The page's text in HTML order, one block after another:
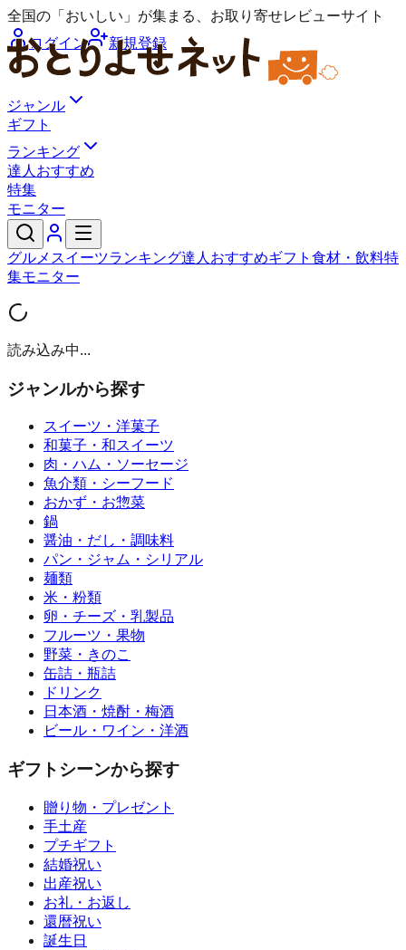
全国の「おいしい」が集まる、お取り寄せレビューサイト
ログイン
新規登録
ジャンル
ギフト
ランキング
達人おすすめ
特集
モニター
グルメ スイーツランキング達人おすすめギフト 食材・飲料特
集モニター
読み込み中...
ジャンルから探す
スイーツ・洋菓子
和菓子・和スイーツ
肉・ハム・ソーセージ
魚介類・シーフード
おかず・お惣菜
鍋
醤油・だし・調味料
パン・ジャム・シリアル
麺類
米・粉類
卵・チーズ・乳製品
フルーツ・果物
野菜・きのこ
缶詰・瓶詰
ドリンク
日本酒・焼酎・梅酒
ビール・ワイン・洋酒
ギフトシーンから探す
贈り物・プレゼント
手土産
プチギフト
結婚祝い
出産祝い
お礼・お返し
還暦祝い
誕生日